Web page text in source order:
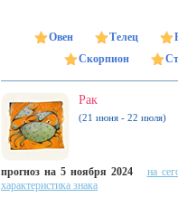
Овен Телец
Скорпион
Рак
(21 июня - 22 июля)
прогноз на 5 ноября 2024
на
характеристика знака